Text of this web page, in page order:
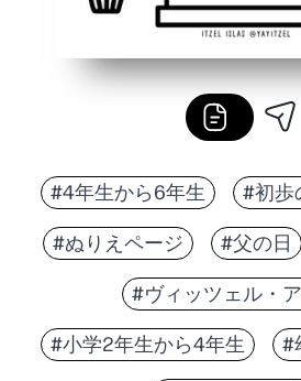
#4年生から6年生 #初歩
#ぬりえページ #父の日
#ヴィッツェル・
#小学2年生から4年生 #